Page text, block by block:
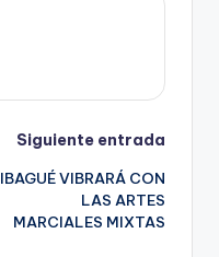
Siguiente entrada
IBAGUÉ VIBRARÁ CON
LAS ARTES
MARCIALES MIXTAS